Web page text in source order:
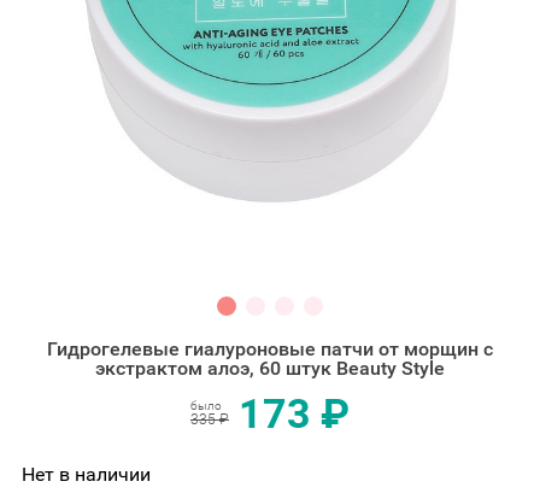
Гидрогелевые гиалуроновые патчи от морщин с
экстрактом алоэ, 60 штук Beauty Style
было
335 ₽ 173 ₽
Нет в наличии